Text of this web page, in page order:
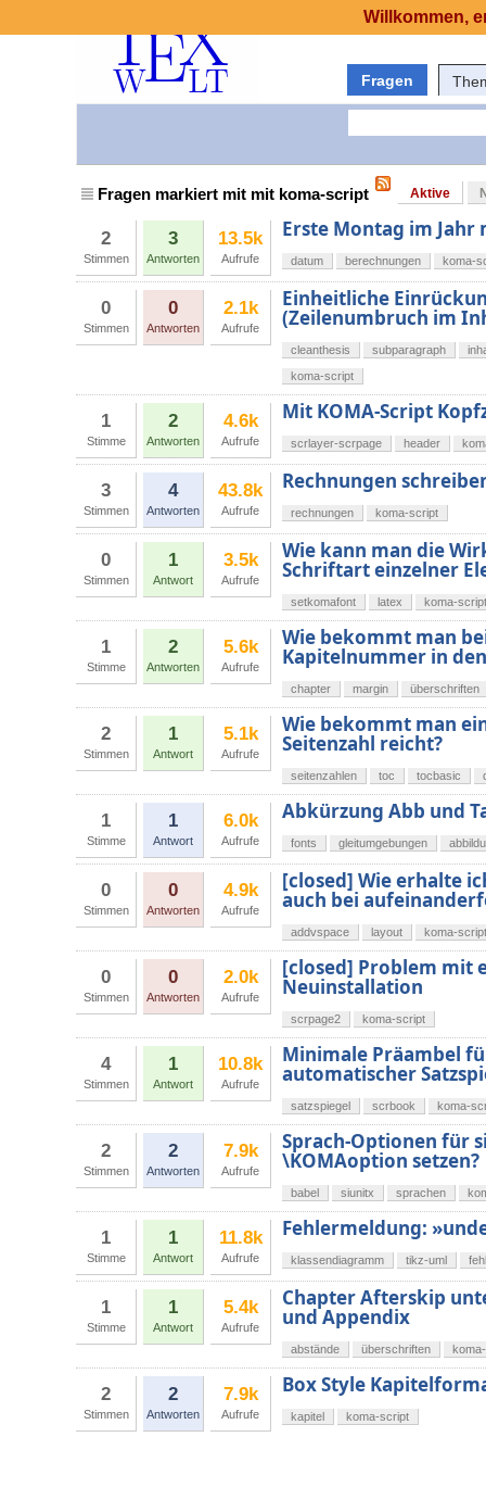
Fragen
Fragen markiert mit mit koma-script Aktive
2
Stimmen
3
Antworten
13.5k
Aufrufe
Erste Montag im
datum berechnungen koma-
0
Stimmen
0
Antworten
2.1k
Aufrufe
Einheitliche
(Zeilenumbruch im
cleanthesis subparagraph
koma-script
1
Stimme
2
Antworten
4.6k
Aufrufe
Mit KOMA-Script
scrlayer-scrpage header
3
Stimmen
4
Antworten
43.8k
Aufrufe
Rechnungen
rechnungen koma-script
0
Stimmen
1
Antwort
3.5k
Aufrufe
Wie kann man die
Schriftart einzelner
setkomafont latex koma-script
1
Stimme
2
Antworten
5.6k
Aufrufe
Wie bekommt man
Kapitelnummer in
chapter margin überschriften
2
Stimmen
1
Antwort
5.1k
Aufrufe
Wie bekommt man
Seitenzahl reicht?
seitenzahlen toc tocbasic
1
Stimme
1
Antwort
6.0k
Aufrufe
Abkürzung Abb und
fonts gleitumgebungen
0
Stimmen
0
Antworten
4.9k
Aufrufe
[closed] Wie erhalte
auch bei
addvspace layout koma-script
0
Stimmen
0
Antworten
2.0k
Aufrufe
[closed] Problem mit
Neuinstallation
scrpage2 koma-script
4
Stimmen
1
Antwort
10.8k
Aufrufe
Minimale Präambel
automatischer
satzspiegel scrbook koma-
2
Stimmen
2
Antworten
7.9k
Aufrufe
Sprach-Optionen für
\KOMAoption setzen?
babel siunitx sprachen
1
Stimme
1
Antwort
11.8k
Aufrufe
Fehlermeldung:
klassendiagramm tikz-uml
1
Stimme
1
Antwort
5.4k
Aufrufe
Chapter Afterskip
und Appendix
abstände überschriften
2
Stimmen
2
Antworten
7.9k
Aufrufe
Box Style
kapitel koma-script
Willkommen,